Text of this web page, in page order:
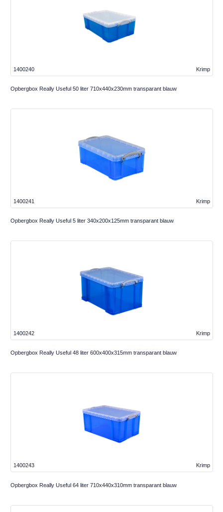
Krimp
1400240
Opbergbox Really Useful 50 liter 710x440x230mm transparant blauw
Krimp
1400241
Opbergbox Really Useful 5 liter 340x200x125mm transparant blauw
Krimp
1400242
Opbergbox Really Useful 48 liter 600x400x315mm transparant blauw
Krimp
1400243
Opbergbox Really Useful 64 liter 710x440x310mm transparant blauw